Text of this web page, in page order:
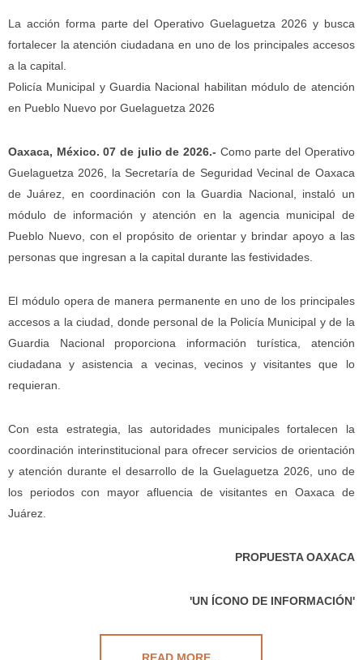
La acción forma parte del Operativo Guelaguetza 2026 y busca
fortalecer la atención ciudadana en uno de los principales accesos
a la capital.
Policía Municipal y Guardia Nacional habilitan módulo de atención
en Pueblo Nuevo por Guelaguetza 2026
Oaxaca, México. 07 de julio de 2026.- Como parte del Operativo
Guelaguetza 2026, la Secretaría de Seguridad Vecinal de Oaxaca
de Juárez, en coordinación con la Guardia Nacional, instaló un
módulo de información y atención en la agencia municipal de
Pueblo Nuevo, con el propósito de orientar y brindar apoyo a las
personas que ingresan a la capital durante las festividades.
El módulo opera de manera permanente en uno de los principales
accesos a la ciudad, donde personal de la Policía Municipal y de la
Guardia Nacional proporciona información turística, atención
ciudadana y asistencia a vecinas, vecinos y visitantes que lo
requieran.
Con esta estrategia, las autoridades municipales fortalecen la
coordinación interinstitucional para ofrecer servicios de orientación
y atención durante el desarrollo de la Guelaguetza 2026, uno de
los periodos con mayor afluencia de visitantes en Oaxaca de
Juárez.
PROPUESTA OAXACA
'UN ÍCONO DE INFORMACIÓN'